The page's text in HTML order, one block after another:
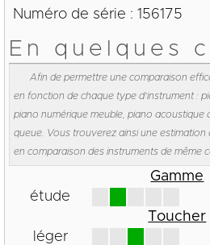
Numéro de série : 156175
En quelques
Afin de permettre une comparaison
en fonction de chaque type d'instrument :
piano numérique meuble, piano acoustique
queue. Vous trouverez ainsi une estimation
en comparaison des instruments de même
Gamme
étude
Toucher
léger